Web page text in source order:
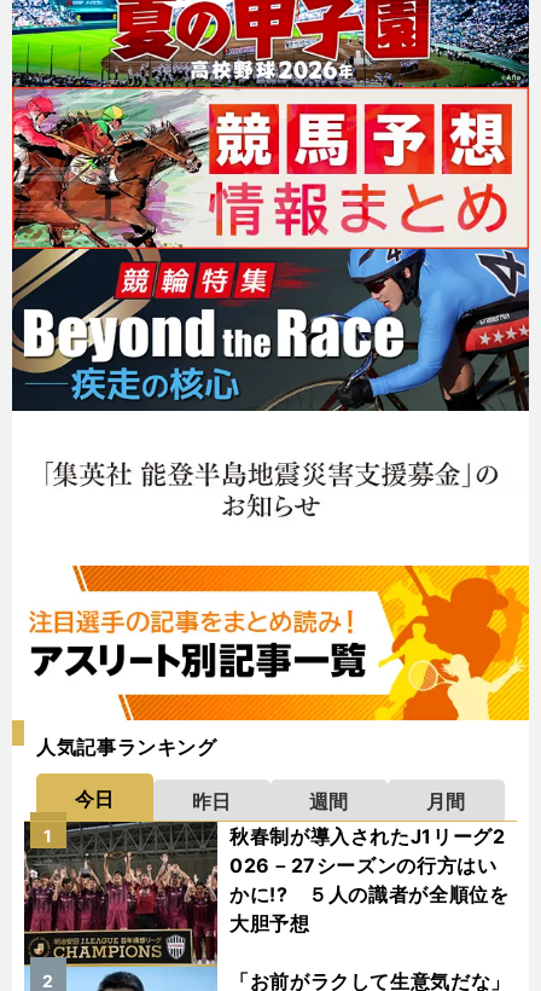
人気記事ランキング
今日 昨日 週間
月間
秋春制が導入されたJ1リーグ2
026－27シーズンの行方はい
かに!? ５人の識者が全順位を
大胆予想
1
「お前がラクして生意気だな」
2